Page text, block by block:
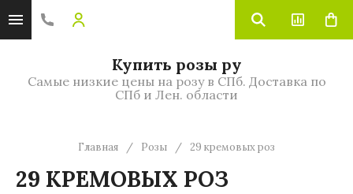
Купить розы ру
Самые низкие цены на розу в СПб. Доставка по
СПб и Лен. области
Главная / Розы / 29 кремовых роз
29 КРЕМОВЫХ РОЗ